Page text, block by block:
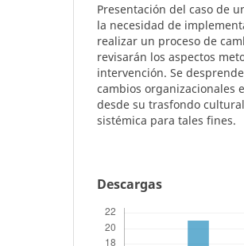
Presentación del caso de
la necesidad de
realizar un proceso de
revisarán los aspectos
intervención. Se
cambios organizacionales
desde su trasfondo
sistémica para tales fines.
Descargas